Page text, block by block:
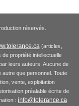
réservés.
(articles,
propriété intellectuelle
leurs auteurs. Aucune de
que personnel. Toute
vente, exploitation
préalable écrite de
: info@tolerance.ca